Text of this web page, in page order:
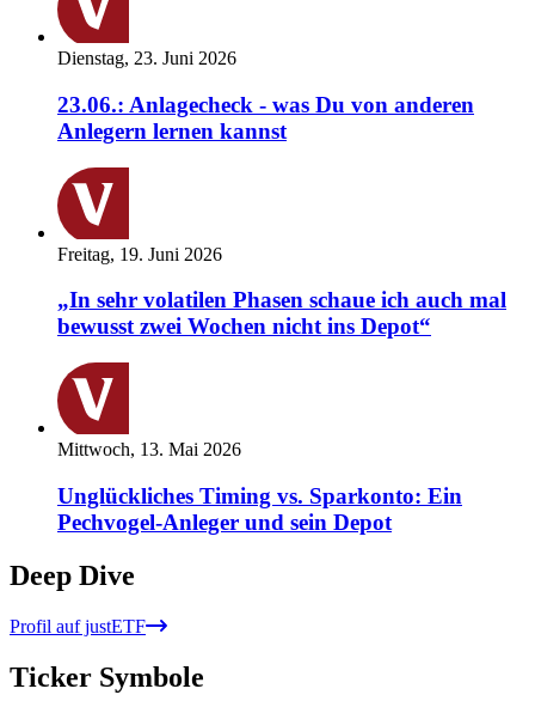
Dienstag, 23. Juni 2026
23.06.: Anlagecheck - was Du von anderen
Anlegern lernen kannst
Freitag, 19. Juni 2026
„In sehr volatilen Phasen schaue ich auch mal
bewusst zwei Wochen nicht ins Depot“
Mittwoch, 13. Mai 2026
Unglückliches Timing vs. Sparkonto: Ein
Pechvogel-Anleger und sein Depot
Deep Dive
Profil auf justETF
Ticker Symbole